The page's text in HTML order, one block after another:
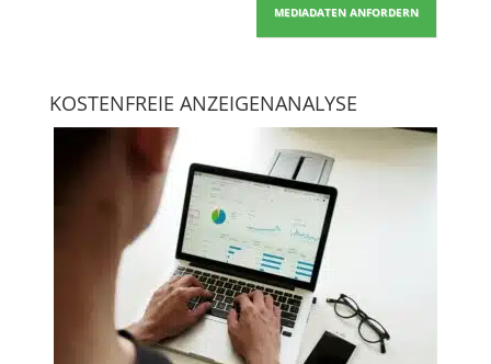
MEDIADATEN ANFORDERN
KOSTENFREIE ANZEIGENANALYSE